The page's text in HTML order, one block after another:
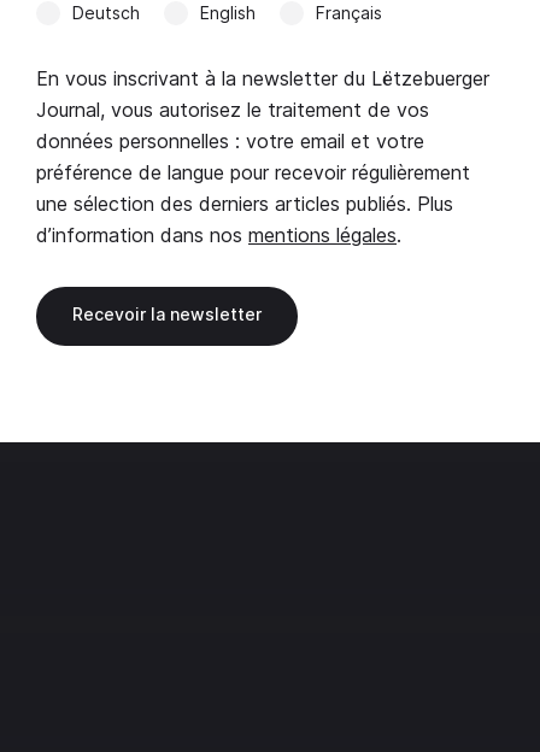
Deutsch English Français
En vous inscrivant à la newsletter du Lëtzebuerger
Journal, vous autorisez le traitement de vos
données personnelles : votre email et votre
préférence de langue pour recevoir régulièrement
une sélection des derniers articles publiés. Plus
d’information dans nos mentions légales.